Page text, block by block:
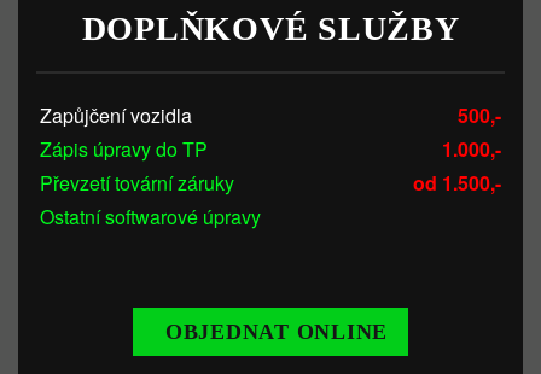
DOPLŇKOVÉ SLUŽBY
Zapůjčení vozidla
500,-
Zápis úpravy do TP
1.000,-
Převzetí tovární záruky
od 1.500,-
Ostatní softwarové úpravy
OBJEDNAT ONLINE